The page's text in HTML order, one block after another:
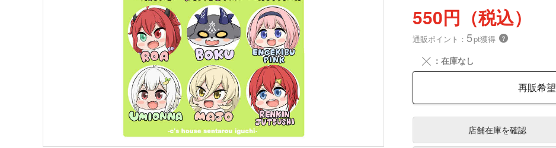
550円（税込）
通販ポイント： 5pt獲得 ？
╳ ：在庫なし
再販希望
店舗在庫を確認